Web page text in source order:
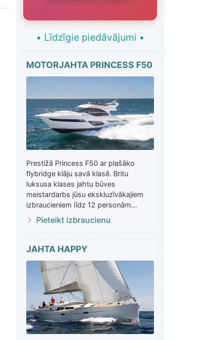
• Līdzīgie piedāvājumi •
MOTORJAHTA PRINCESS F50
Prestižā Princess F50 ar plašāko
flybridge klāju savā klasē. Britu
luksusa klases jahtu būves
meistardarbs jūsu ekskluzīvākajiem
izbraucieniem līdz 12 personām...
Pieteikt izbraucienu
JAHTA HAPPY